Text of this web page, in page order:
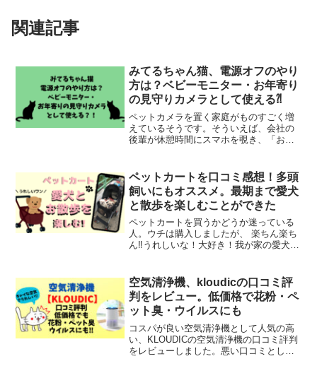
関連記事
みてるちゃん猫、電源オフのやり
方は？ベビーモニター・お年寄り
の見守りカメラとして使える⁈
ペットカメラを置く家庭がものすごく増
えているそうです。そういえば、会社の
後輩が休憩時間にスマホを覗き、「おや
のですが、気になることが。それは見る
のは良いけど見られるのはread more
ペットカートを口コミ感想！多頭
飼いにもオススメ。最期まで愛犬
と散歩を楽しむことができた
ペットカートを買うかどうか迷っている
人。ウチは購入しましたが、 楽ちん楽ち
ん‼︎うれしいな！大好き！我が家の愛犬は
事を書いている私は現在2代目パグと、チ
ワワを飼ってread more
空気清浄機、kloudicの口コミ評
判をレビュー。低価格で花粉・ペ
ット臭・ウイルスにも
コスパが良い空気清浄機として人気の高
い、KLOUDICの空気清浄機の口コミ評判
をレビューしました。悪い口コミとして